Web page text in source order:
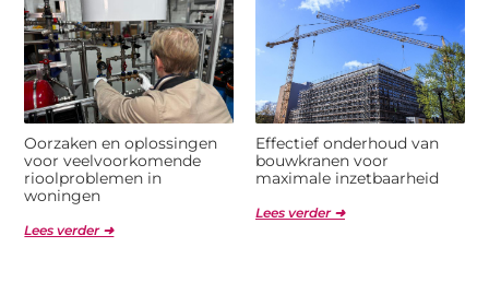
Oorzaken en oplossingen
voor veelvoorkomende
rioolproblemen in
woningen
Lees verder ➜
Effectief onderhoud van
bouwkranen voor
maximale inzetbaarheid
Lees verder ➜